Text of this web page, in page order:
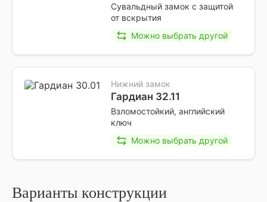
Сувальдный замок с защитой
от вскрытия
Можно выбрать другой
Нижний замок
Гардиан 32.11
Взломостойкий, английский
ключ
Можно выбрать другой
Варианты конструкции